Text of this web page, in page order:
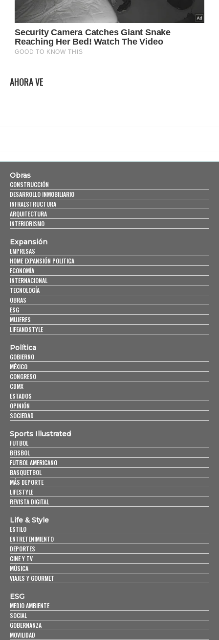
AHORA VE
Obras
CONSTRUCCIÓN
DESARROLLO INMOBILIARIO
INFRAESTRUCTURA
ARQUITECTURA
INTERIORISMO
Expansión
EMPRESAS
HOME EXPANSIÓN POLITICA
ECONOMÍA
INTERNACIONAL
TECNOLOGÍA
OBRAS
ESG
MUJERES
LIFEANDSTYLE
Política
GOBIERNO
MÉXICO
CONGRESO
CDMX
ESTADOS
OPINIÓN
SOCIEDAD
Sports Illustrated
FUTBOL
BEISBOL
FUTBOL AMERICANO
BASQUETBOL
MÁS DEPORTE
LIFESTYLE
REVISTA DIGITAL
Life & Style
ESTILO
ENTRETENIMIENTO
DEPORTES
CINE Y TV
MÚSICA
VIAJES Y GOURMET
ESG
MEDIO AMBIENTE
SOCIAL
GOBERNANZA
MOVILIDAD